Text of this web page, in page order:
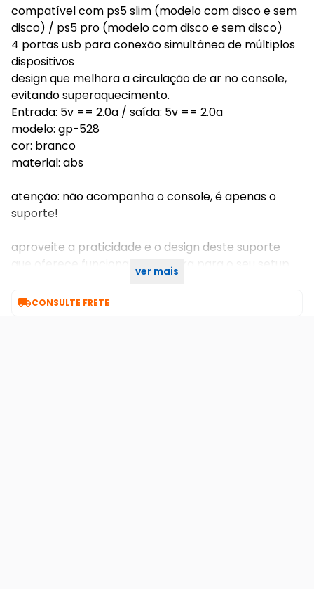
compatível com ps5 slim (modelo com disco e sem
disco) / ps5 pro (modelo com disco e sem disco)
4 portas usb para conexão simultânea de múltiplos
dispositivos
design que melhora a circulação de ar no console,
evitando superaquecimento.
Entrada: 5v == 2.0a / saída: 5v == 2.0a
modelo: gp-528
cor: branco
material: abs
atenção: não acompanha o console, é apenas o
suporte!
aproveite a praticidade e o design deste suporte
que oferece funcionalidade extra para o seu setup
ver mais
CONSULTE FRETE